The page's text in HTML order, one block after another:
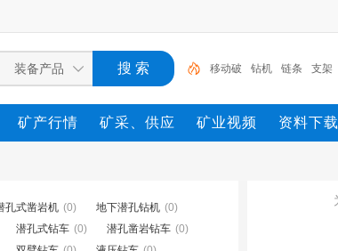
移动破 钻机 链条 支架
锚杆 电机 矿 移动破
矿产行情 矿采、供应 矿业视频 资料下载
孔式凿岩机 (0) 地下潜孔钻机 (0)
潜孔式钻车 (0) 潜孔凿岩钻车 (0)